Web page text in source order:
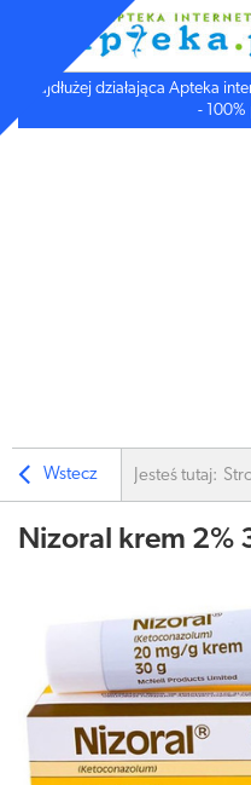
Najdłużej działająca Apteka
- 100%
Wstecz Jesteś tutaj:
Nizoral krem 2%